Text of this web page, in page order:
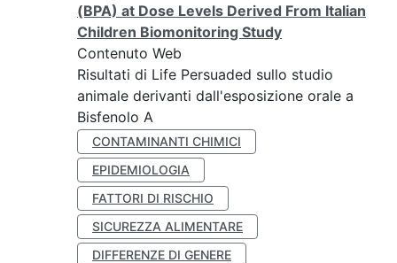
(BPA) at Dose Levels Derived From Italian
Children Biomonitoring Study
Contenuto Web
Risultati di Life Persuaded sullo studio
animale derivanti dall'esposizione orale a
Bisfenolo A
CONTAMINANTI CHIMICI
EPIDEMIOLOGIA
FATTORI DI RISCHIO
SICUREZZA ALIMENTARE
DIFFERENZE DI GENERE